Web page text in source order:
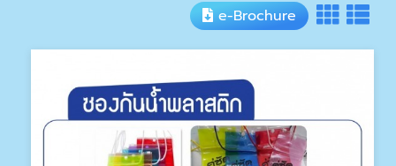
e-Brochure